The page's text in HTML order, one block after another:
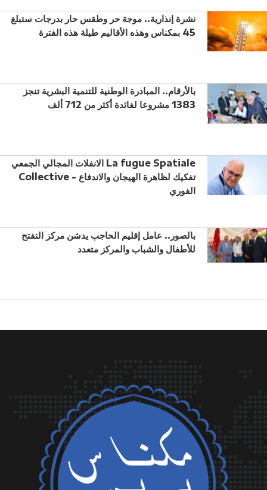
نشرة إنذارية.. موجة حر وطقس حار بدرجات ستبلغ
45 بمكناس وهذه الأقاليم طيلة هذه الفترة
بالأرقام.. المبادرة الوطنية للتنمية البشرية تنجز
1383 مشروعا لفائدة أكثر من 712 ألف
الانفلات المجالي الجمعي La fugue Spatiale
Collective - تفكيك لظاهرة الهيجان والاندفاع
الفوري
بالصور.. عامل إقليم الحاجب يدشن مركز التفتح
للأطفال والشباب والمركز متعدد